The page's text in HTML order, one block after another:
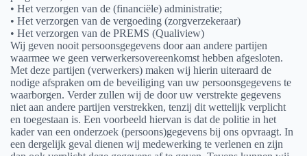
• Het verzorgen van de (financiële) administratie;
• Het verzorgen van de vergoeding (zorgverzekeraar)
• Het verzorgen van de PREMS (Qualiview)
Wij geven nooit persoonsgegevens door aan andere partijen
waarmee we geen verwerkersovereenkomst hebben afgesloten.
Met deze partijen (verwerkers) maken wij hierin uiteraard de
nodige afspraken om de beveiliging van uw persoonsgegevens te
waarborgen. Verder zullen wij de door uw verstrekte gegevens
niet aan andere partijen verstrekken, tenzij dit wettelijk verplicht
en toegestaan is. Een voorbeeld hiervan is dat de politie in het
kader van een onderzoek (persoons)gegevens bij ons opvraagt. In
een dergelijk geval dienen wij medewerking te verlenen en zijn